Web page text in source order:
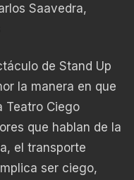
Saavedra,
de Stand Up
la manera en que
Teatro Ciego
que hablan de la
el transporte
ser ciego,